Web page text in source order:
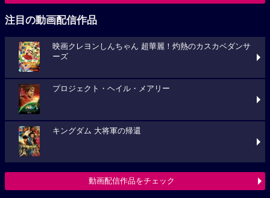
注目の動画配信作品
映画クレヨンしんちゃん 超華麗！灼熱のカスカベダンサ
ーズ
プロジェクト・ヘイル・メアリー
キングダム 大将軍の帰還
動画配信作品をチェック